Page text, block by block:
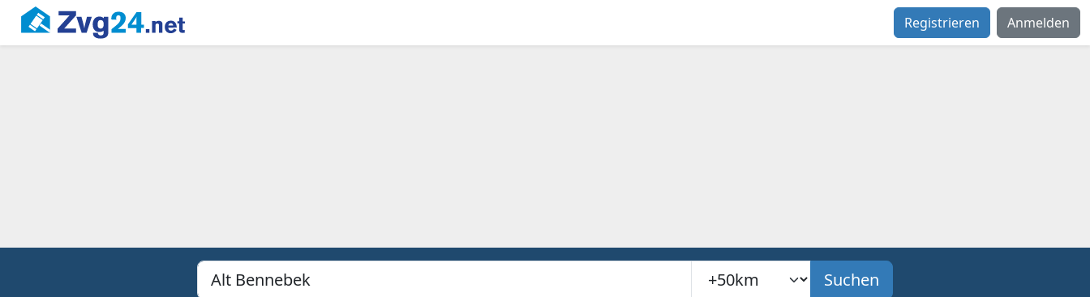
Registrieren Anmelden
PLZ, Ort oder Bundesland Suchradius Suchen